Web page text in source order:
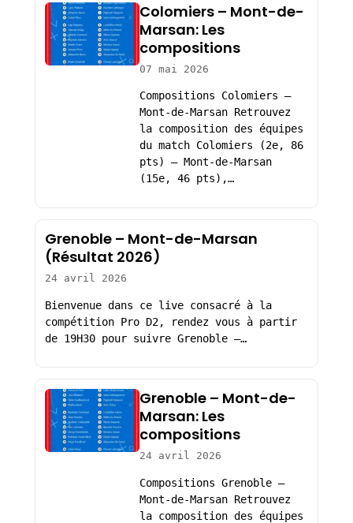
Colomiers – Mont-de-
Marsan: Les
compositions
07 mai 2026
Compositions Colomiers –
Mont-de-Marsan Retrouvez
la composition des équipes
du match Colomiers (2e, 86
pts) – Mont-de-Marsan
(15e, 46 pts),…
Grenoble – Mont-de-Marsan
(Résultat 2026)
24 avril 2026
Bienvenue dans ce live consacré à la
compétition Pro D2, rendez vous à partir
de 19H30 pour suivre Grenoble –…
Grenoble – Mont-de-
Marsan: Les
compositions
24 avril 2026
Compositions Grenoble –
Mont-de-Marsan Retrouvez
la composition des équipes